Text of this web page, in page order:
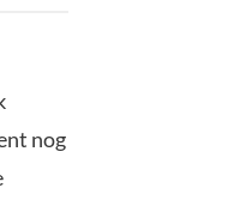
nog